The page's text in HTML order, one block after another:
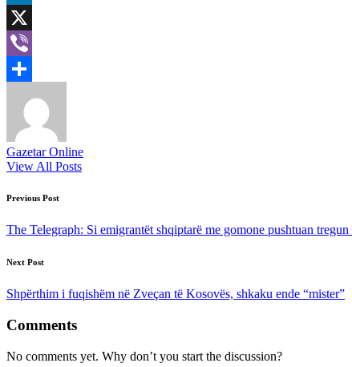
LinkedIn
X
Viber
Gazetar Online
View All Posts
Post
navigation
Previous Post
The Telegraph: Si emigrantët shqiptarë me gomone pushtuan
Next Post
Shpërthim i fuqishëm në Zveçan të Kosovës, shkaku ende “mister”
Comments
No comments yet. Why don’t you start the discussion?